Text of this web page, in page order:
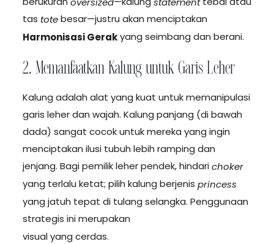
tas totebesar—justru akan menciptakan
Harmonisasi Gerakyang seimbang dan berani.
2. Memanfaatkan Kalung untuk Garis Leher
Kalung adalah alat yang kuat untuk memanipulasi
garis leher dan wajah. Kalung panjang (di bawah
dada) sangat cocok untuk mereka yang ingin
menciptakan ilusi tubuh lebih ramping dan
jenjang. Bagi pemilik leher pendek, hindarichoker
yang terlalu ketat; pilih kalung berjenis princess
yang jatuh tepat di tulang selangka. Penggunaan
strategis ini merupakan
visual yang cerdas.